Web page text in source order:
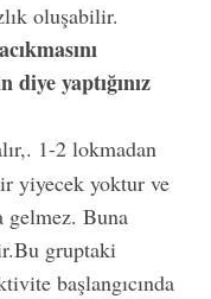
oluşabilir.
yaptığınız
1-2 lokmadan
yiyecek yoktur ve
gelmez. Buna
gruptaki
başlangıcında